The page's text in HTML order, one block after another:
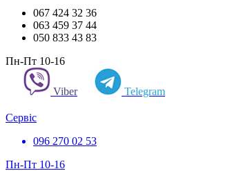
067 424 32 36
063 459 37 44
050 833 43 83
Пн-Пт 10-16
Viber Telegram
Сервіс
096 270 02 53
Пн-Пт 10-16